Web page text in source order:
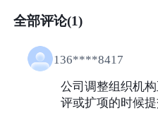
全部评论(1)
136****8417
公司调整组织机
评或扩项的时候提